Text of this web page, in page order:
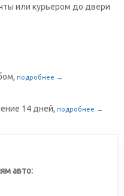
или курьером до двери
подробнее →
14 дней, подробнее →
авто: